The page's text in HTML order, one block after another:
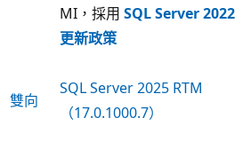
MI，採用 SQL Server 2022
更新政策
雙向
SQL Server 2025 RTM
（17.0.1000.7）